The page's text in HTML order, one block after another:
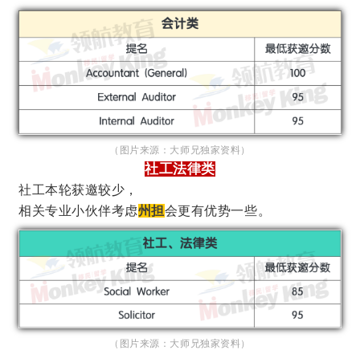
（图片来源：大师兄独家资料）
社工法律类
社工本轮获邀较少，
相关专业小伙伴考虑州担会更有优势一些。
（图片来源：大师兄独家资料）